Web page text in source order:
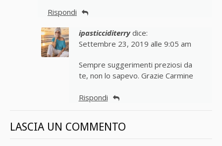
Rispondi
ipasticciditerry dice:
Settembre 23, 2019 alle 9:05 am
Sempre suggerimenti preziosi da
te, non lo sapevo. Grazie Carmine
Rispondi
LASCIA UN COMMENTO